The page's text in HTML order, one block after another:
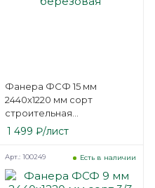
Фанера ФСФ 15 мм
2440х1220 мм сорт
строительная
нешлифованная
березовая
1 499 ₽/лист
Есть в наличии
Арт.: 100249